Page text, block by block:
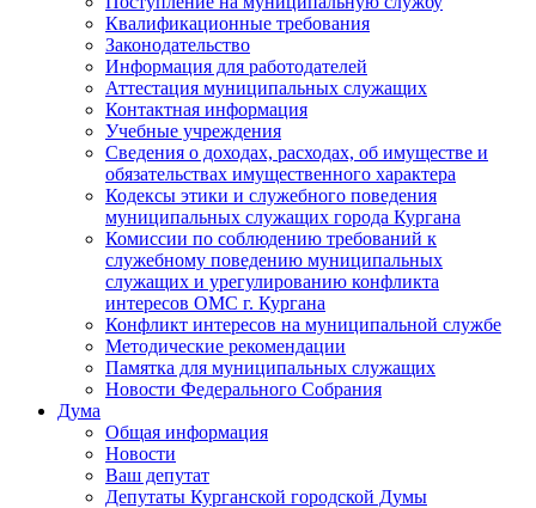
Квалификационные требования
Законодательство
Информация для работодателей
Аттестация муниципальных служащих
Контактная информация
Учебные учреждения
Сведения о доходах, расходах, об имуществе и
обязательствах имущественного характера
Кодексы этики и служебного поведения
муниципальных служащих города Кургана
Комиссии по соблюдению требований к
служебному поведению муниципальных
служащих и урегулированию конфликта
интересов ОМС г. Кургана
Конфликт интересов на муниципальной службе
Методические рекомендации
Памятка для муниципальных служащих
Новости Федерального Cобрания
Дума
Общая информация
Новости
Ваш депутат
Депутаты Курганской городской Думы